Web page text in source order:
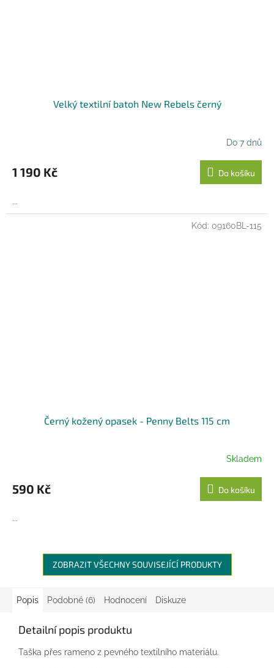
Velký textilní batoh New Rebels černý
Do 7 dnů
1 190 Kč Do košíku
...
Černý kožený opasek - Penny Belts 115 cm
Skladem
590 Kč Do košíku
...
Kód: 09160BL-115
ZOBRAZIT VŠECHNY SOUVISEJÍCÍ PRODUKTY
Popis Podobné (6) Hodnocení Diskuze
Detailní popis produktu
Taška přes rameno z pevného textilního materiálu.